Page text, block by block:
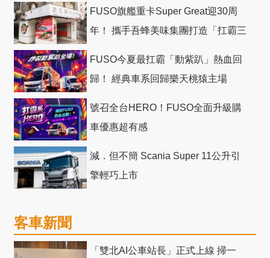
FUSO旗艦重卡Super Great迎30周
年！ 攜手吾蜂美味集團打造「扛霸三
FUSO今夏最扛霸「動紫趴」熱血回
歸！ 經典車系回歸樂天桃猿主場
號召全台HERO！FUSO全面升級購
車優惠超有感
減．但不簡 Scania Super 11公升引
擎輕巧上市
客車新聞
「雙北AI公車站長」正式上線 掃一